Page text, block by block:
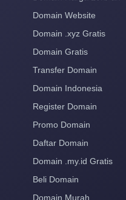
Domain Website
Domain .xyz Gratis
Domain Gratis
Transfer Domain
Domain Indonesia
Register Domain
Promo Domain
Daftar Domain
Domain .my.id Gratis
Beli Domain
Domain Murah